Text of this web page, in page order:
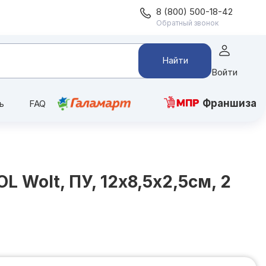
8 (800) 500-18-42
Обратный звонок
Найти
Войти
FAQ Франшиза
Wolt, ПУ, 12x8,5x2,5см, 2